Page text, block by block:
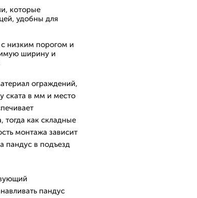
которые
удобны для
низким порогом и
ширину и
ограждений,
ската в мм и место
тогда как складные
монтажа зависит
пандус в подъезд
пандус